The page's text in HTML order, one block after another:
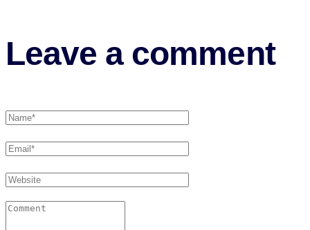
Leave a comment